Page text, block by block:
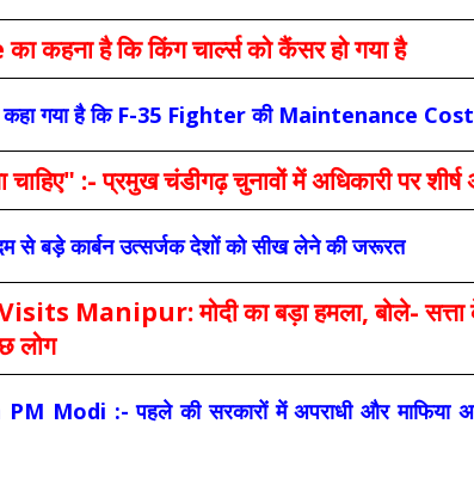
है कि किंग चार्ल्स को कैंसर हो गया है
कहा गया है कि F-35 Fighter की Maintenance
:- प्रमुख चंडीगढ़ चुनावों में अधिकारी पर
से बड़े कार्बन उत्सर्जक देशों को सीख लेने की जरूरत
Manipur: मोदी का बड़ा हमला, बोले- सत्ता
लोग
Modi :- पहले की सरकारों में अपराधी और माफिया